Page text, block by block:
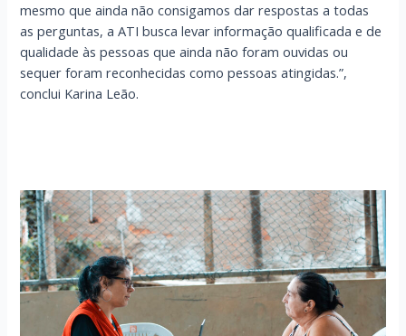
mesmo que ainda não consigamos dar respostas a todas
as perguntas, a ATI busca levar informação qualificada e de
qualidade às pessoas que ainda não foram ouvidas ou
sequer foram reconhecidas como pessoas atingidas.”,
conclui Karina Leão.